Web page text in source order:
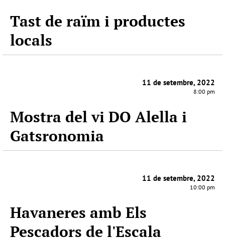
Tast de raïm i productes
locals
11 de setembre, 2022
8:00 pm
Mostra del vi DO Alella i
Gatsronomia
11 de setembre, 2022
10:00 pm
Havaneres amb Els
Pescadors de l'Escala